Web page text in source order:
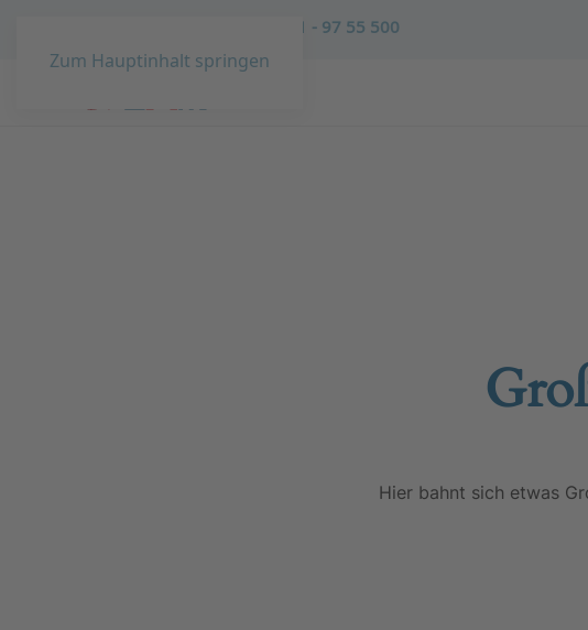
Zum Hauptinhalt springen
02431 - 97 55 500
Hier bahnt sich etwas